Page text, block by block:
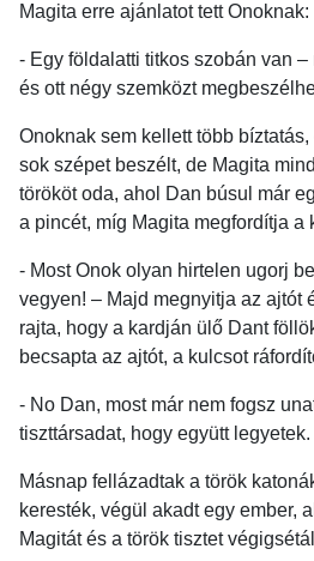
Magita erre ajánlatot tett Onoknak:
- Egy földalatti titkos szobán van
és ott négy szemközt
Onoknak sem kellett több
sok szépet beszélt, de Magita
törököt oda, ahol Dan búsul már
a pincét, míg Magita megfordítja a
- Most Onok olyan hirtelen ugorj
vegyen! – Majd megnyitja az ajtót
rajta, hogy a kardján ülő Dant
becsapta az ajtót, a kulcsot
- No Dan, most már nem fogsz
tiszttársadat, hogy együtt legyetek.
Másnap fellázadtak a török
keresték, végül akadt egy ember,
Magitát és a török tisztet